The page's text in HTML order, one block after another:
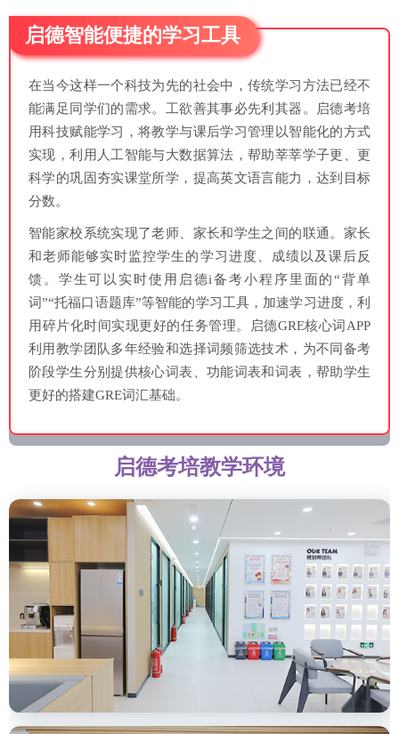
启德智能便捷的学习工具
在当今这样一个科技为先的社会中，传统学习方法已经不
能满足同学们的需求。工欲善其事必先利其器。启德考培
用科技赋能学习，将教学与课后学习管理以智能化的方式
实现，利用人工智能与大数据算法，帮助莘莘学子更、更
科学的巩固夯实课堂所学，提高英文语言能力，达到目标
分数。
智能家校系统实现了老师、家长和学生之间的联通。家长
和老师能够实时监控学生的学习进度、成绩以及课后反
馈。学生可以实时使用启德i备考小程序里面的“背单
词”“托福口语题库”等智能的学习工具，加速学习进度，利
用碎片化时间实现更好的任务管理。启德GRE核心词APP
利用教学团队多年经验和选择词频筛选技术，为不同备考
阶段学生分别提供核心词表、功能词表和词表，帮助学生
更好的搭建GRE词汇基础。
启德考培教学环境